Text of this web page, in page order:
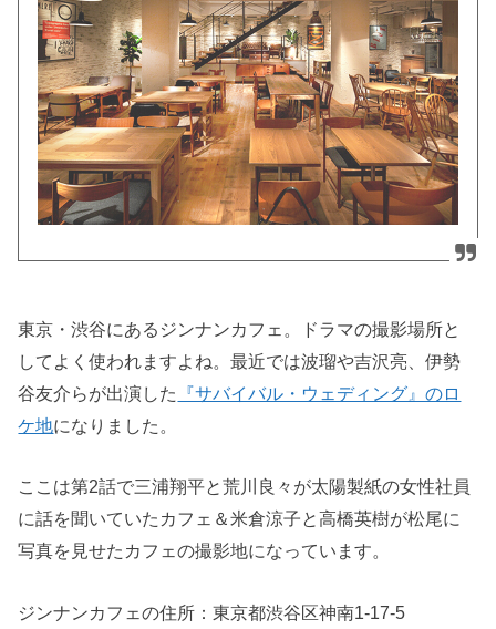
東京・渋谷にあるジンナンカフェ。ドラマの撮影場所と
してよく使われますよね。最近では波瑠や吉沢亮、伊勢
谷友介らが出演した
『サバイバル・ウェディング』のロ
ケ地になりました。
ここは第2話で三浦翔平と荒川良々が太陽製紙の女性社員
に話を聞いていたカフェ＆米倉涼子と高橋英樹が松尾に
写真を見せたカフェの撮影地になっています。
ジンナンカフェの住所：東京都渋谷区神南1-17-5